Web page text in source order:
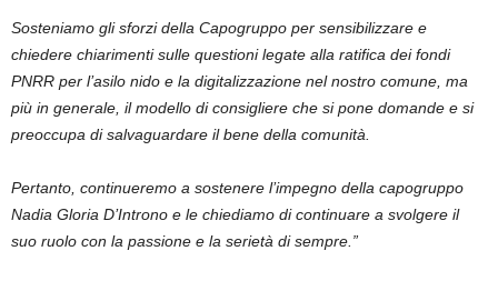
Sosteniamo gli sforzi della Capogruppo per sensibilizzare e
chiedere chiarimenti sulle questioni legate alla ratifica dei fondi
PNRR per l’asilo nido e la digitalizzazione nel nostro comune, ma
più in generale, il modello di consigliere che si pone domande e si
preoccupa di salvaguardare il bene della comunità.
Pertanto, continueremo a sostenere l’impegno della capogruppo
Nadia Gloria D’Introno e le chiediamo di continuare a svolgere il
suo ruolo con la passione e la serietà di sempre.”